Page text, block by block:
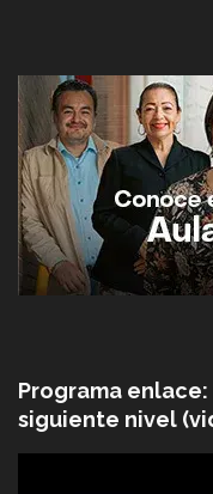
Programa
siguiente nivel